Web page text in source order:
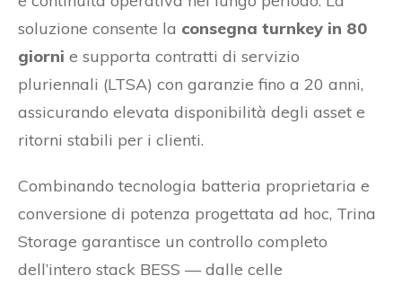
soluzione consente la consegna turnkey in 80
giorni e supporta contratti di servizio
pluriennali (LTSA) con garanzie fino a 20 anni,
assicurando elevata disponibilità degli asset e
ritorni stabili per i clienti.
Combinando tecnologia batteria proprietaria e
conversione di potenza progettata ad hoc, Trina
Storage garantisce un controllo completo
dell’intero stack BESS — dalle celle